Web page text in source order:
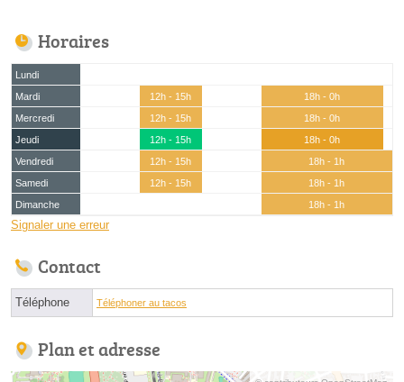
Horaires
Lundi
Mardi
12h - 15h
18h - 0h
Mercredi
12h - 15h
18h - 0h
Jeudi
12h - 15h
18h - 0h
Vendredi
12h - 15h
18h - 1h
Samedi
12h - 15h
18h - 1h
Dimanche
18h - 1h
Signaler une erreur
Contact
Téléphone Téléphoner au tacos
Plan et adresse